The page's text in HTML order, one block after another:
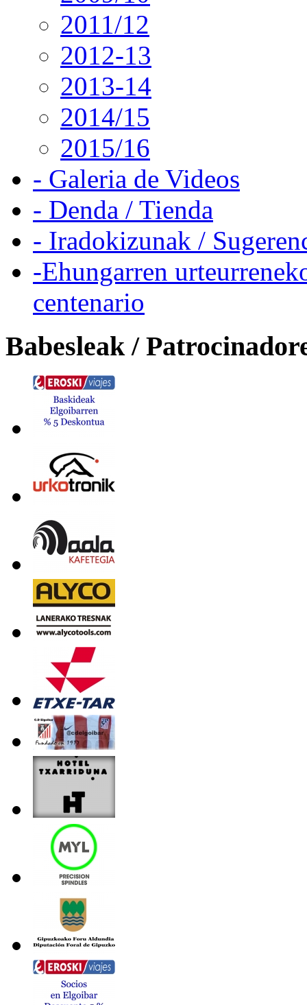
2011/12
2012-13
2013-14
2014/15
2015/16
- Galeria de Videos
- Denda / Tienda
- Iradokizunak /
-Ehungarren
centenario
Babesleak /